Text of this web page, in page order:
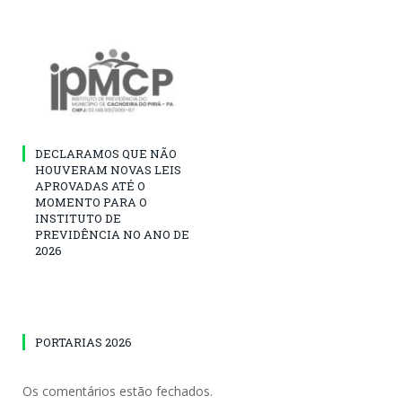
DECLARAMOS QUE NÃO
HOUVERAM NOVAS LEIS
APROVADAS ATÉ O
MOMENTO PARA O
INSTITUTO DE
PREVIDÊNCIA NO ANO DE
2026
PORTARIAS 2026
Os comentários estão fechados.